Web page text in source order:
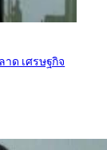
ด เศรษฐกิจ